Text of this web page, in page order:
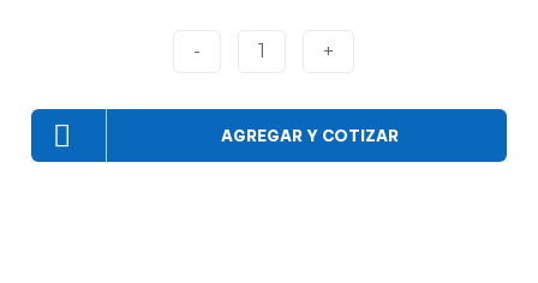
- 1 +
AGREGAR Y COTIZAR